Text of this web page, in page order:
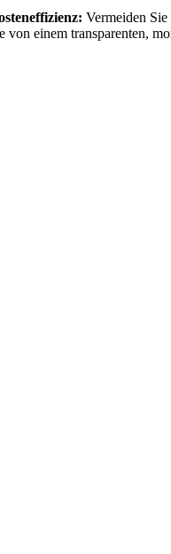
Vermeiden
von einem transparenten,